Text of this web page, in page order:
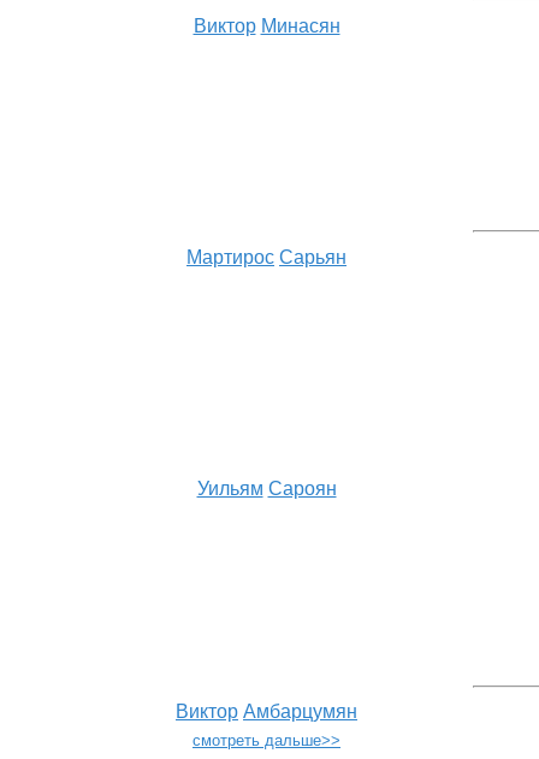
Виктор Минасян
Мартирос Сарьян
Уильям Сароян
Виктор Амбарцумян
смотреть дальше>>